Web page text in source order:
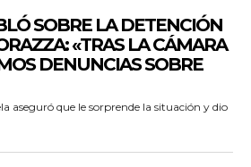
SOBRE LA DETENCIÓN
«TRAS LA CÁMARA
DENUNCIAS SOBRE
aseguró que le sorprende la situación y dio